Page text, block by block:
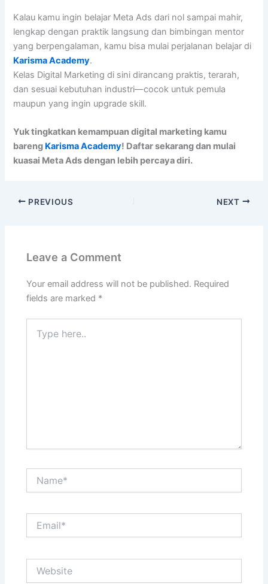
Kalau kamu ingin belajar Meta Ads dari nol sampai mahir,
lengkap dengan praktik langsung dan bimbingan mentor
yang berpengalaman, kamu bisa mulai perjalanan belajar di
Karisma Academy.
Kelas Digital Marketing di sini dirancang praktis, terarah,
dan sesuai kebutuhan industri—cocok untuk pemula
maupun yang ingin upgrade skill.
Yuk tingkatkan kemampuan digital marketing kamu
bareng Karisma Academy! Daftar sekarang dan mulai
kuasai Meta Ads dengan lebih percaya diri.
PREVIOUS NEXT
Leave a Comment
Your email address will not be published. Required
fields are marked *
here..